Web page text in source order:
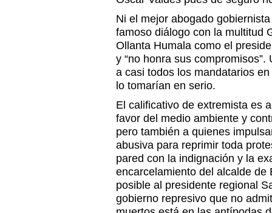
Ni el mejor abogado
famoso diálogo con la multitud
Ollanta Humala como el
y “no honra sus
a casi todos los mandatarios
lo tomarían en serio.
El calificativo de extremista es
favor del medio ambiente y
pero también a quienes
abusiva para reprimir toda
pared con la indignación y la
encarcelamiento del alcalde de
posible al presidente regional
gobierno represivo que no